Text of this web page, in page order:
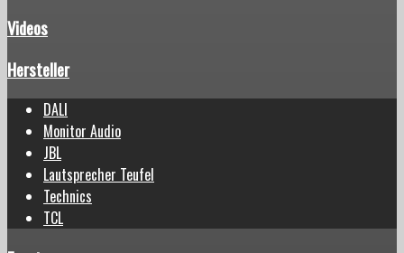
Videos
Hersteller
DALI
Monitor Audio
JBL
Lautsprecher Teufel
Technics
TCL